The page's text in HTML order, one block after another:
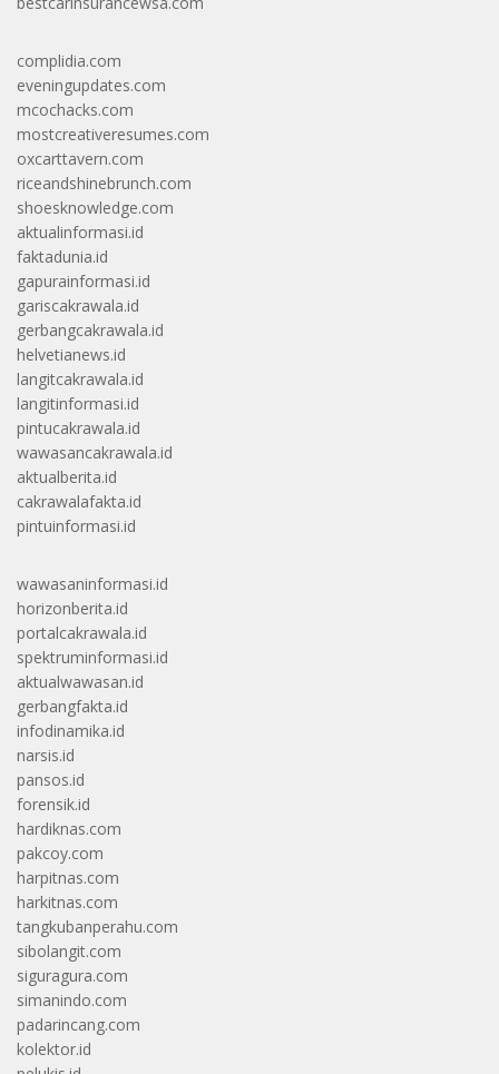
complidia.com
eveningupdates.com
mcochacks.com
mostcreativeresumes.com
oxcarttavern.com
riceandshinebrunch.com
shoesknowledge.com
aktualinformasi.id
faktadunia.id
gapurainformasi.id
gariscakrawala.id
gerbangcakrawala.id
helvetianews.id
langitcakrawala.id
langitinformasi.id
pintucakrawala.id
wawasancakrawala.id
aktualberita.id
cakrawalafakta.id
pintuinformasi.id
wawasaninformasi.id
horizonberita.id
portalcakrawala.id
spektruminformasi.id
aktualwawasan.id
gerbangfakta.id
infodinamika.id
narsis.id
pansos.id
forensik.id
hardiknas.com
pakcoy.com
harpitnas.com
harkitnas.com
tangkubanperahu.com
sibolangit.com
siguragura.com
simanindo.com
padarincang.com
kolektor.id